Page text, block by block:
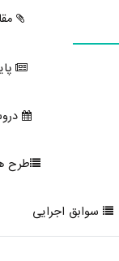
طرح
سوابق اجرایی